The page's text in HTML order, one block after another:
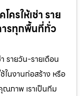
รให้เช่า ราย
รทุกพื้นที่ทั่ว
รายวัน-รายเดือน
นงานก่อสร้าง หรือ
ภาพ เราเป็นทีม